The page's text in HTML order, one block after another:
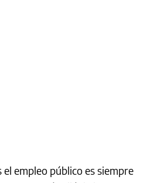
empleo público es siempre